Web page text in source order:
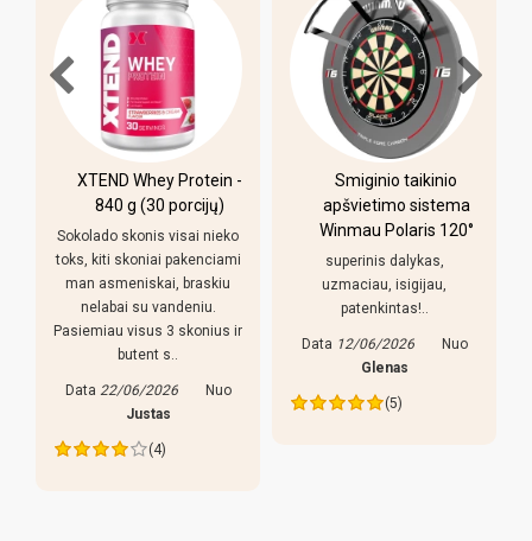
Smiginio taikinio
apšvietimo sistema
Winmau Polaris 120°
superinis dalykas,
uzmaciau, isigijau,
patenkintas!..
12/06/2026
Pulo stalas Bilaro
Winner 7 pėdų
(213x118cm) žalias
audinys su
komplektacija
Pirkiniu patenkintas,
reguliuojamso kojeles geras
dalykas, stalas nekliba. Bet
lazdos prastos, liaudiskai